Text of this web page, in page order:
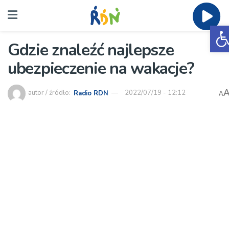
Gdzie znaleźć najlepsze
ubezpieczenie na wakacje?
autor / źródło: Radio RDN 2022/07/19 - 12:12 A